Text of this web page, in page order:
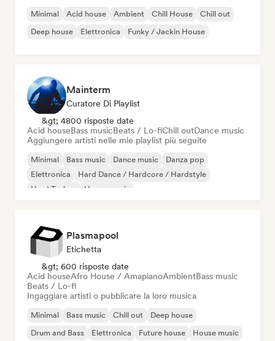
Minimal Acid house Ambient Chill House
Chill out
Deep house
Elettronica Funky / Jackin House
Mainterm
Curatore Di Playlist
&gt; 4800 risposte date
Acid houseBass musicBeats / Lo-fiChill outDance music
Aggiungere artisti nelle mie playlist più seguite
Minimal Bass music Dance music
Danza pop
Elettronica
Hard Dance / Hardcore / Hardstyle
Hard Techno
House music
Plasmapool
Etichetta
&gt; 600 risposte date
Acid houseAfro House / AmapianoAmbientBass music
Beats / Lo-fi
Ingaggiare artisti o pubblicare la loro musica
Minimal Bass music Chill out
Deep house
Drum and Bass
Elettronica Future house House music